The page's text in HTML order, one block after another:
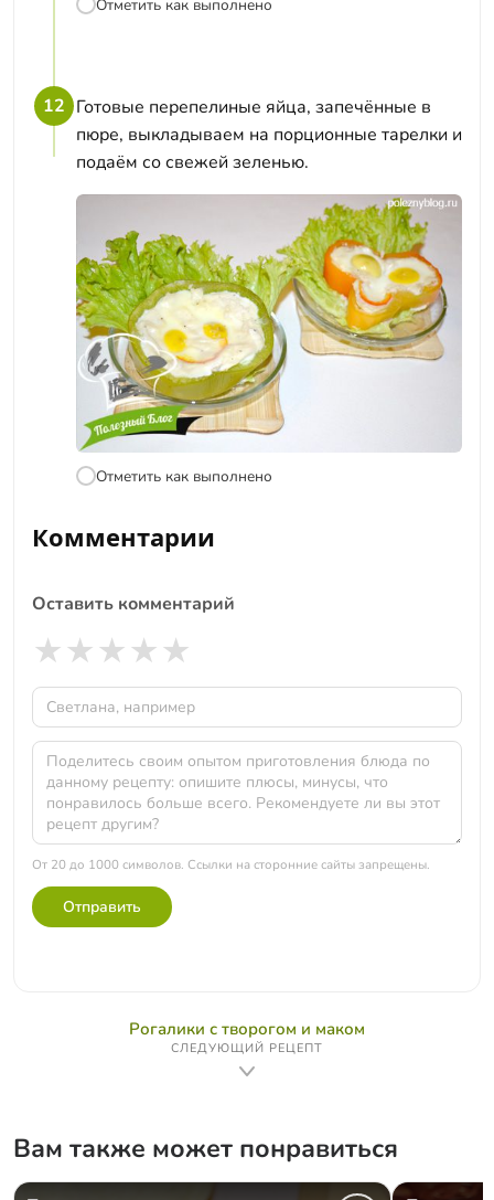
Отметить как выполнено
12 Готовые перепелиные яйца, запечённые в
пюре, выкладываем на порционные тарелки и
подаём со свежей зеленью.
Отметить как выполнено
Комментарии
Оставить комментарий
★★★★★
От 20 до 1000 символов. Ссылки на сторонние сайты запрещены.
Отправить
Рогалики с творогом и маком
СЛЕДУЮЩИЙ РЕЦЕПТ
Вам также может понравиться